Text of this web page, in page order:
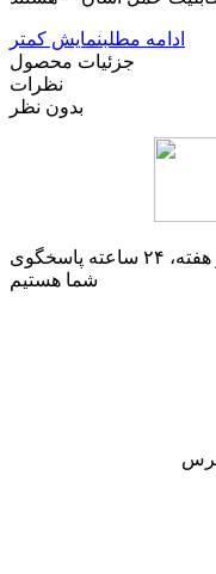
ادامه مطلبنمایش کمتر
جزئیات محصول
نظرات
بدون نظر
تلفن پشتیبانی | 09120511400 | ۷ روز هفته، ۲۴ ساعته پاسخگوی
شما هستیم